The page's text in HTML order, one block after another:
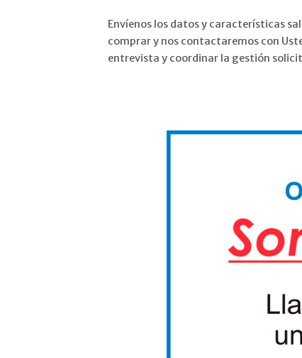
Envíenos los datos y características
comprar y nos contactaremos con
entrevista y coordinar la gestión